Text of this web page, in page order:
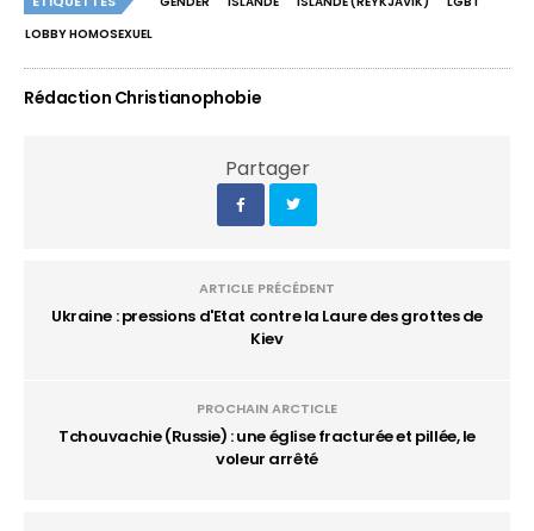
LOBBY HOMOSEXUEL
Rédaction Christianophobie
Partager
ARTICLE PRÉCÉDENT
Ukraine : pressions d'Etat contre la Laure des grottes de
Kiev
PROCHAIN ARCTICLE
Tchouvachie (Russie) : une église fracturée et pillée, le
voleur arrêté